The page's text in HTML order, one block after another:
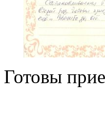
Готовы